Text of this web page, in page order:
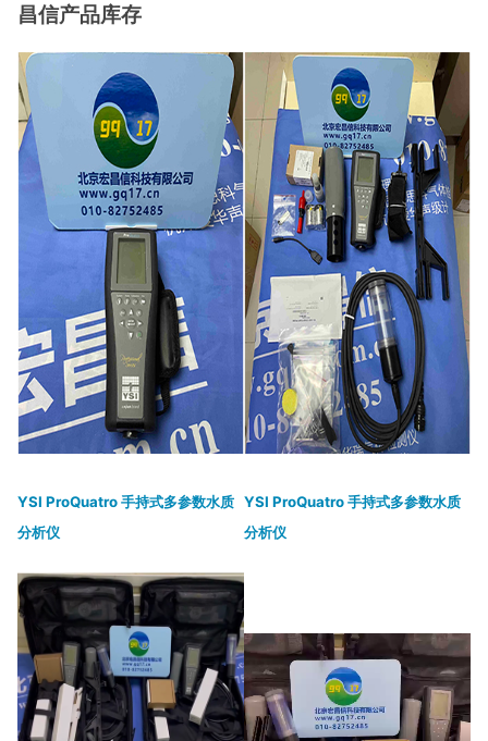
昌信产品库存
YSI ProQuatro 手持式多参数水质
分析仪
YSI ProQuatro 手持式多参数水质
分析仪